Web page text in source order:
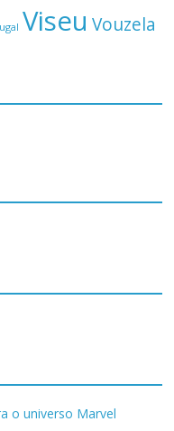
Viseu Vouzela
o universo Marvel